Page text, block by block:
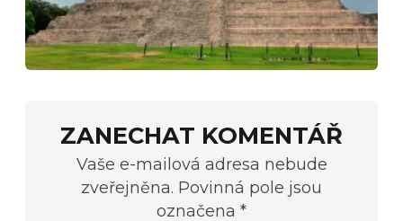
ZANECHAT KOMENTÁŘ
Vaše e-mailová adresa nebude
zveřejněna. Povinná pole jsou
označena *